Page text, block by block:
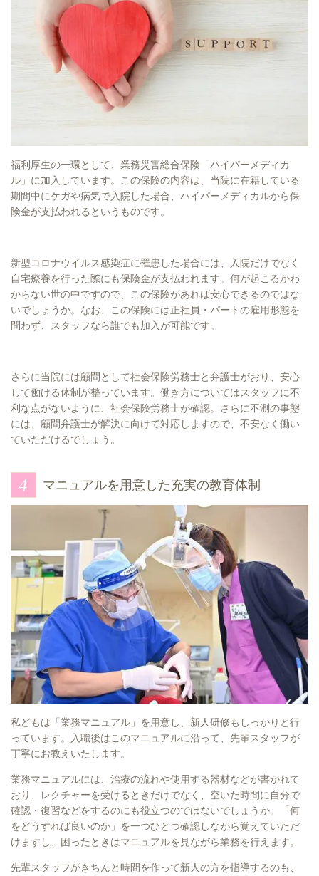
福利厚生の一環として、業務災害総合保険「ハイパーメディカ
ル」に加入しています。この保険の内容は、当院に在籍している
期間中にケガや病気で入院した場合、ハイパーメディカルから保
険金が支払われるというものです。
新型コロナウイルス感染症に罹患した場合には、入院だけでなく
自宅療養を行った際にも保険金が支払われます。何が起こるかわ
からない世の中ですので、この保険があれば安心できるのではな
いでしょうか。なお、この保険には正社員・パートの雇用形態を
問わず、スタッフなら誰でも加入が可能です。
さらに当院には顧問として社会保険労務士と弁護士がおり、安心
して働ける体制が整っています。働き方についてはスタッフに不
利な点がないように、社会保険労務士が確認。さらに不測の事態
には、顧問弁護士が解決に向けて対応しますので、不安なく働い
ていただけるでしょう。
マニュアルを用意した充実の教育体制
私どもは「業務マニュアル」を用意し、新人研修もしっかりと行
っています。入職後はこのマニュアルに沿って、先輩スタッフが
丁寧にお教えいたします。
業務マニュアルには、治療の流れや使用する器材などが書かれて
おり、レクチャーを受けるときだけでなく、空いた時間に自分で
確認・復習などをするのにも役立つのではないでしょうか。「何
をどうすれば良いのか」を一つひとつ確認しながら覚えていただ
けますし、困ったときはマニュアルを見ながら業務を行えます。
先輩スタッフがきちんと時間を作って新人の方を指導するのも、